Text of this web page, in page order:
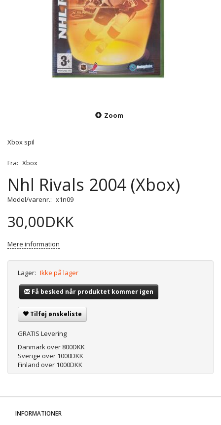
Zoom
Xbox spil
Fra: Xbox
Nhl Rivals 2004 (Xbox)
Model/varenr.: x1n09
30,00DKK
Mere information
Lager: Ikke på lager
Få besked når produktet kommer igen
Tilføj ønskeliste
GRATIS Levering
Danmark over 800DKK
Sverige over 1000DKK
Finland over 1000DKK
INFORMATIONER